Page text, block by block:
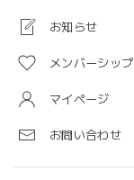
お知らせ
メンバーシップ
マイページ
お問い合わせ